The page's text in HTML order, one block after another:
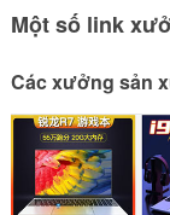
Một số link
Các xưởng sản